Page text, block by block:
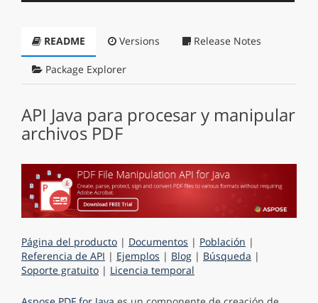
README Versions Release Notes
Package Explorer
API Java para procesar y manipular
archivos PDF
Página del producto | Documentos | Población |
Referencia de API | Ejemplos | Blog | Búsqueda |
Soporte gratuito | Licencia temporal